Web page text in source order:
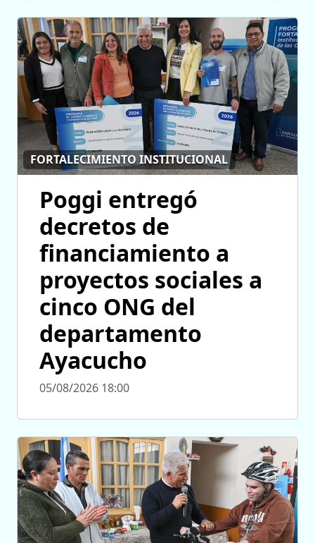
FORTALECIMIENTO INSTITUCIONAL
Poggi entregó
decretos de
financiamiento a
proyectos sociales a
cinco ONG del
departamento
Ayacucho
05/08/2026 18:00